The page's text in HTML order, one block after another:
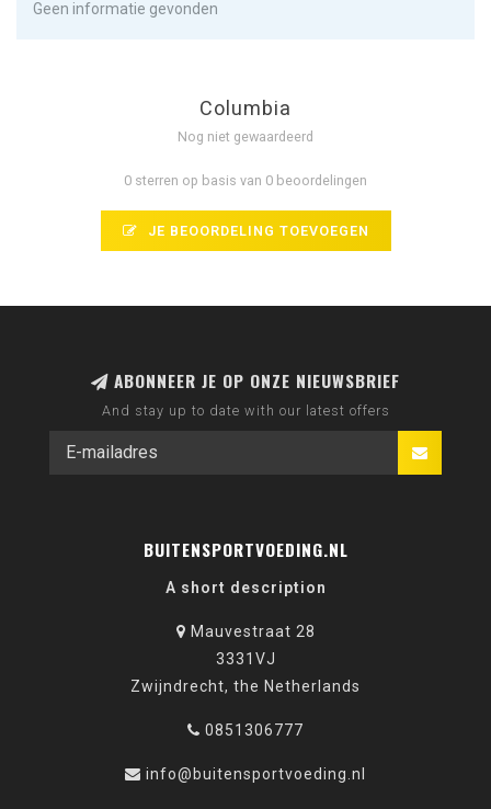
Geen informatie gevonden
Columbia
Nog niet gewaardeerd
0 sterren op basis van 0 beoordelingen
JE BEOORDELING TOEVOEGEN
ABONNEER JE OP ONZE NIEUWSBRIEF
And stay up to date with our latest offers
BUITENSPORTVOEDING.NL
A short description
Mauvestraat 28
3331VJ
Zwijndrecht, the Netherlands
0851306777
info@buitensportvoeding.nl